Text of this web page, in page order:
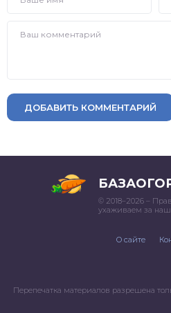
ДОБАВИТЬ КОММЕНТАРИЙ
© 2018–2026 –
ухаживаем за
О сайте
Перепечатка материалов разрешена